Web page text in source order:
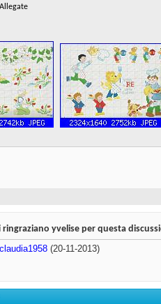
yvelise per questa
claudia1958 (20-11-2013)